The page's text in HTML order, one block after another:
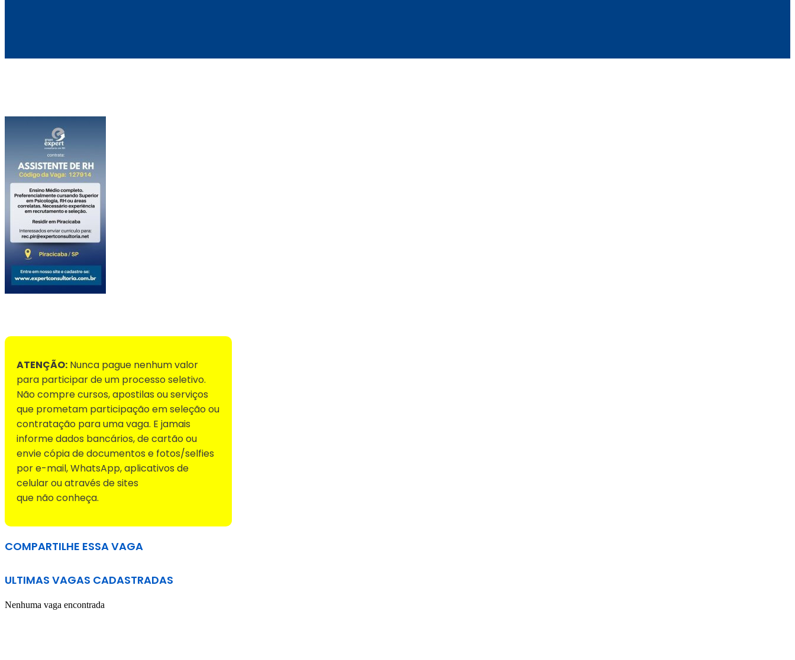
ATENÇÃO: Nunca pague nenhum valor
para participar de um processo seletivo.
Não compre cursos, apostilas ou serviços
que prometam participação em seleção ou
contratação para uma vaga. E jamais
informe dados bancários, de cartão ou
envie cópia de documentos e fotos/selfies
por e-mail, WhatsApp, aplicativos de
celular ou através de sites
que não conheça.
COMPARTILHE ESSA VAGA
ULTIMAS VAGAS CADASTRADAS
Nenhuma vaga encontrada